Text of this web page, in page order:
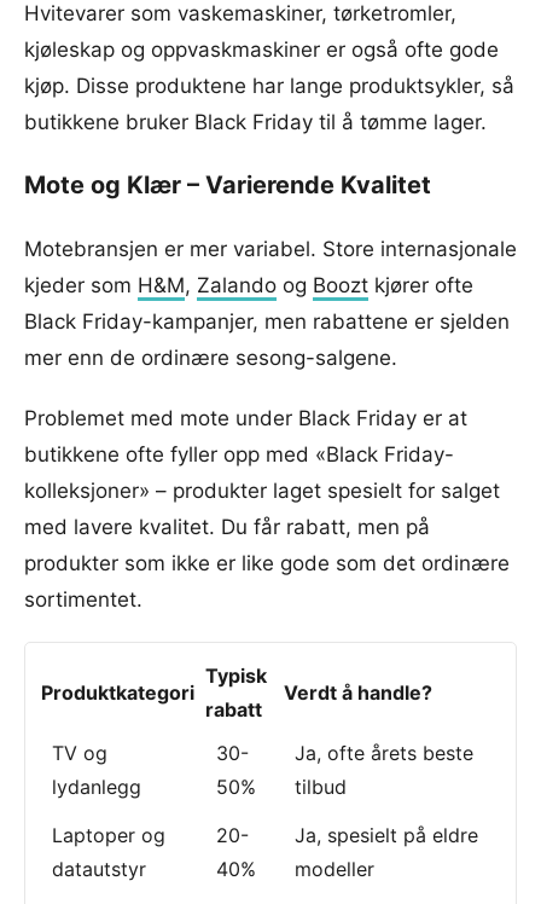
Hvitevarer som vaskemaskiner, tørketromler,
kjøleskap og oppvaskmaskiner er også ofte gode
kjøp. Disse produktene har lange produktsykler, så
butikkene bruker Black Friday til å tømme lager.
Mote og Klær – Varierende Kvalitet
Motebransjen er mer variabel. Store internasjonale
kjeder som H&M, Zalando og Boozt kjører ofte
Black Friday-kampanjer, men rabattene er sjelden
mer enn de ordinære sesong-salgene.
Problemet med mote under Black Friday er at
butikkene ofte fyller opp med «Black Friday-
kolleksjoner» – produkter laget spesielt for salget
med lavere kvalitet. Du får rabatt, men på
produkter som ikke er like gode som det ordinære
sortimentet.
Produktkategori
Typisk
rabatt
Verdt å handle?
TV og
lydanlegg
30-
50%
Ja, ofte årets beste
tilbud
Laptoper og
datautstyr
20-
40%
Ja, spesielt på eldre
modeller